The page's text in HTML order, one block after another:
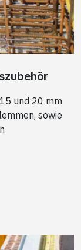
und 20 mm
sowie